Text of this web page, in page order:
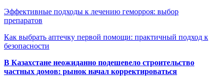
Эффективные подходы к лечению геморроя: выбор
препаратов
Как выбрать аптечку первой помощи: практичный подход к
безопасности
В Казахстане неожиданно подешевело строительство
частных домов: рынок начал корректироваться